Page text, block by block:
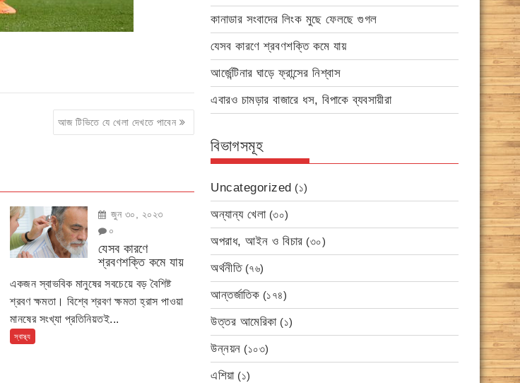
আজ টিভিতে যে খেলা দেখতে পাবেন
জুন ৩০, ২০২৩
০
যেসব কারণে
শ্রবণশক্তি কমে যায়
একজন স্বাভবিক মানুষের সবচেয়ে বড় বৈশিষ্ট
শ্রবণ ক্ষমতা। বিশ্বে শ্রবণ ক্ষমতা হ্রাস পাওয়া
মানষের সংখ্যা প্রতিনিয়তই...
স্বাস্থ্য
কানাডার সংবাদের লিংক মুছে ফেলছে গুগল
যেসব কারণে শ্রবণশক্তি কমে যায়
আর্জেন্টিনার ঘাড়ে ফ্রান্সের নিশ্বাস
এবারও চামড়ার বাজারে ধস, বিপাকে ব্যবসায়ীরা
বিভাগসমূহ
Uncategorized (১)
অন্যান্য খেলা(৩০)
অপরাধ, আইন ও বিচার (৩০)
অর্থনীতি(৭৬)
আন্তর্জাতিক (১৭৪)
উত্তর আমেরিকা(১)
উন্নয়ন (১০৩)
এশিয়া(১)